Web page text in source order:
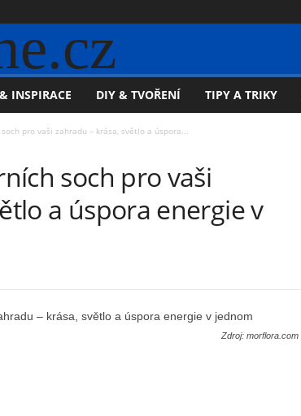
INSPIRACE DIY & TVOŘENÍ TIPY A TRIKY
pro vaši zahradu – krása, světlo a úspora...
soch pro vaši
a úspora energie v
Zdroj: morflora.com